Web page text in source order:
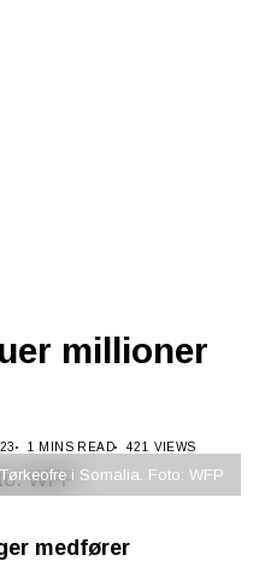
millioner
1 MINS READ 421 VIEWS
Tørkeofre i Somalia. Foto: WFP
medfører